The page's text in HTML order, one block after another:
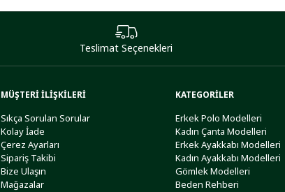
Teslimat Seçenekleri
MÜŞTERİ İLİŞKİLERİ
Sıkça Sorulan Sorular
Kolay İade
Çerez Ayarları
Sipariş Takibi
Bize Ulaşın
Mağazalar
KATEGORİLER
Erkek Polo Modelleri
Kadın Çanta Modelleri
Erkek Ayakkabı Modelleri
Kadın Ayakkabı Modelleri
Gömlek Modelleri
Beden Rehberi